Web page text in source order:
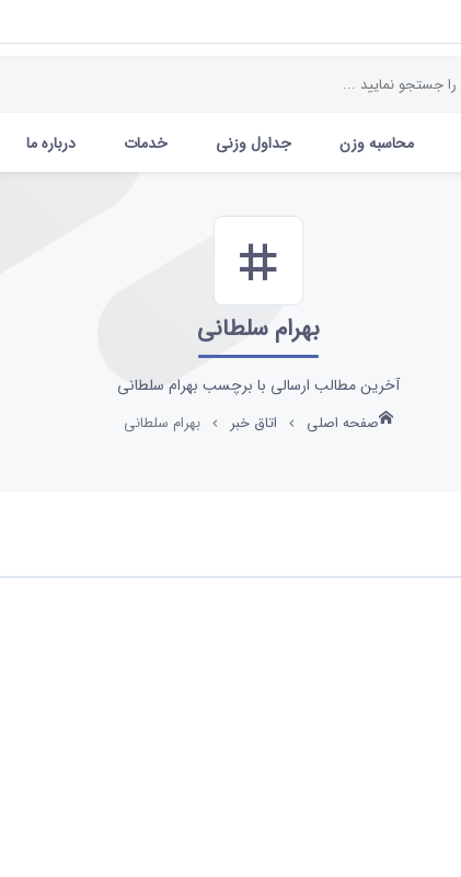
محاسبه وزن جداول وزنی خدمات درباره ما
بهرام سلطانی
آخرین مطالب ارسالی با برچسب بهرام سلطانی
صفحه اصلی اتاق خبر بهرام سلطانی